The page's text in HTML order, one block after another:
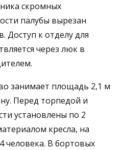
скромных
палубы вырезан
Доступ к отделу для
через люк в
занимает площадь 2,1 м
Перед торпедой и
установлены по 2
кресла, на
человека. В бортовых